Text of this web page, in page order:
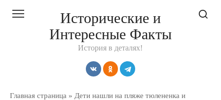
Исторические и
Интересные Факты
История в деталях!
Главная страница » Дети нашли на пляже тюлененка и